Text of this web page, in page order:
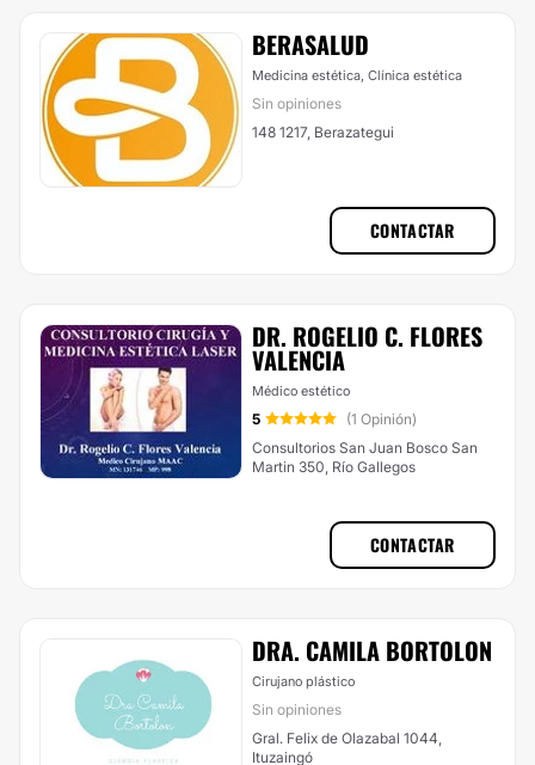
BERASALUD
Medicina estética, Clínica estética
Sin opiniones
148 1217, Berazategui
CONTACTAR
DR. ROGELIO C. FLORES
VALENCIA
Médico estético
5
(1 Opinión)
Consultorios San Juan Bosco San
Martin 350, Río Gallegos
CONTACTAR
DRA. CAMILA BORTOLON
Cirujano plástico
Sin opiniones
Gral. Felix de Olazabal 1044,
Ituzaingó